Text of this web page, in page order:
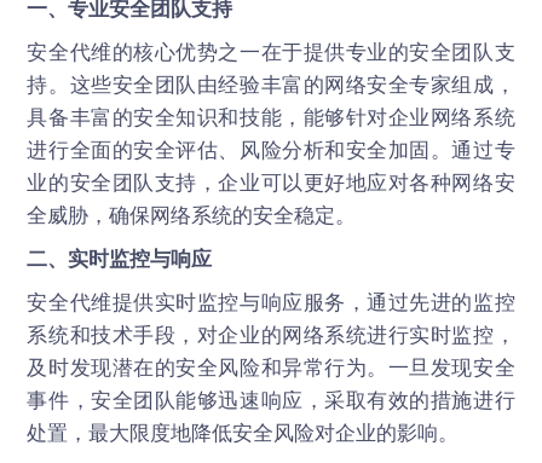
一、专业安全团队支持
安全代维的核心优势之一在于提供专业的安全团队支
持。这些安全团队由经验丰富的网络安全专家组成，
具备丰富的安全知识和技能，能够针对企业网络系统
进行全面的安全评估、风险分析和安全加固。通过专
业的安全团队支持，企业可以更好地应对各种网络安
全威胁，确保网络系统的安全稳定。
二、实时监控与响应
安全代维提供实时监控与响应服务，通过先进的监控
系统和技术手段，对企业的网络系统进行实时监控，
及时发现潜在的安全风险和异常行为。一旦发现安全
事件，安全团队能够迅速响应，采取有效的措施进行
处置，最大限度地降低安全风险对企业的影响。